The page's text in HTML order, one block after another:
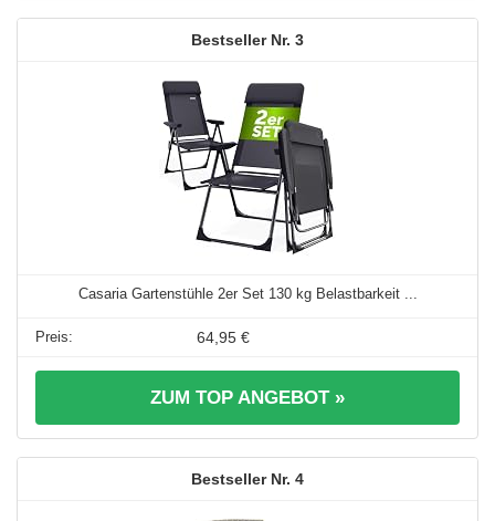
3
Casaria Gartenstühle 2er Set 130 kg Belastbarkeit ...
64,95 €
ZUM TOP ANGEBOT »
4